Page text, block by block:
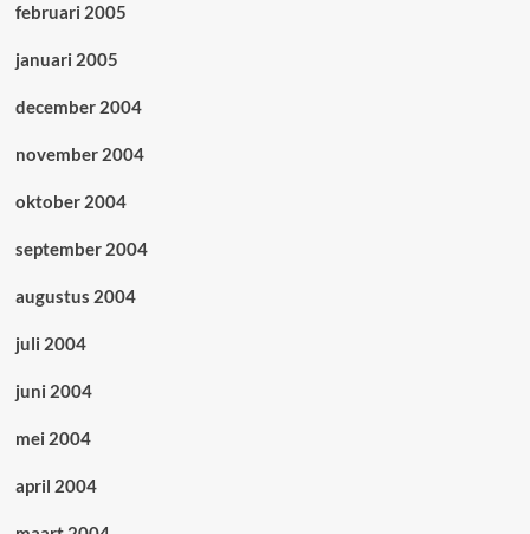
februari 2005
januari 2005
december 2004
november 2004
oktober 2004
september 2004
augustus 2004
juli 2004
juni 2004
mei 2004
april 2004